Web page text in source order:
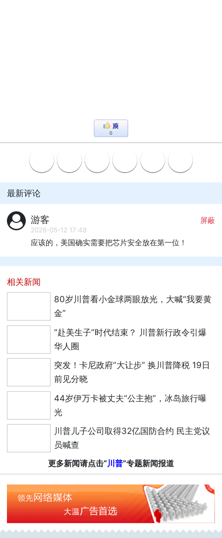
0
最新评论
游客 屏蔽
2026-05-12 17:48
应该的，美国确实需要把芯片安全放在第一位！
相关新闻
80岁川普看小金球两眼放光，大喊“我要黄
金”
“赴美生子”时代结束？ 川普新行政令引爆
华人圈
突发！卡尼政府“大让步” 换川普降税 19日
前见分晓
44岁伊万卡被丈夫“公主抱”，冰岛旅行曝
光
川普儿子公司取得32亿国防合约 民主党议
员喊查
更多新闻请点击“川普”专题新闻报道